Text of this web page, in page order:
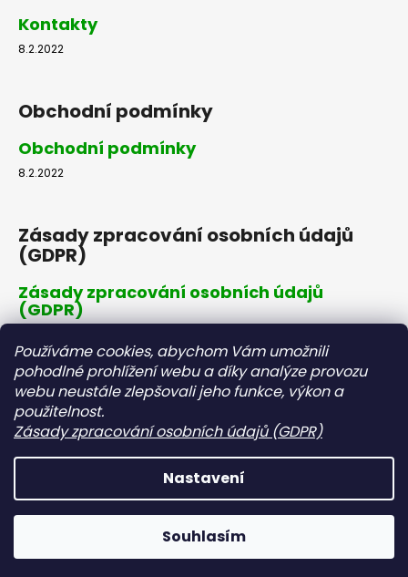
Používáme cookies, abychom Vám umožnili
pohodlné prohlížení webu a díky analýze provozu
webu neustále zlepšovali jeho funkce, výkon a
použitelnost.
Zásady zpracování osobních údajů (GDPR)
Nastavení
Souhlasím
Kontakty
8.2.2022
Obchodní podmínky
Obchodní podmínky
8.2.2022
Zásady zpracování osobních údajů
(GDPR)
Zásady zpracování osobních údajů
(GDPR)
Dopravné a platby
Dopravné a platby
8.2.2022
ČIČINKA s.r.o.. Všechna práva vyhrazena.